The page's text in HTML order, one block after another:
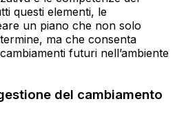
questi elementi, le
un piano che non solo
ma che consenta
futuri nell’ambiente
del cambiamento